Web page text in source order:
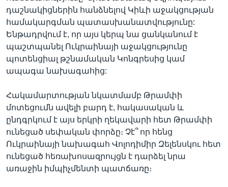
դաշնակիցներին հանձնելով Կիևի աջակցության
համակարգման պատասխանատվությունը:
Ենթադրվում է, որ այս կերպ նա ցանկանում է
պաշտպանել Ուկրաինայի աջակցությունը
պոտենցիալ թշնամական Կոնգրեսից կամ
ապագա նախագահից:
Հակամարտության նկատմամբ Թրամփի
մոտեցումն ավելի բարդ է, հակասական և
ընդգրկում է այս երկրի ղեկավարի հետ Թրամփի
ունեցած սեփական փորձը։ Չէ՞ որ հենց
Ուկրաինայի նախագահ Վոլոդիմիր Զելենսկու հետ
ունեցած հեռախոսազրույցն է դարձել նրա
առաջին իմպիչմենտի պատճառը։